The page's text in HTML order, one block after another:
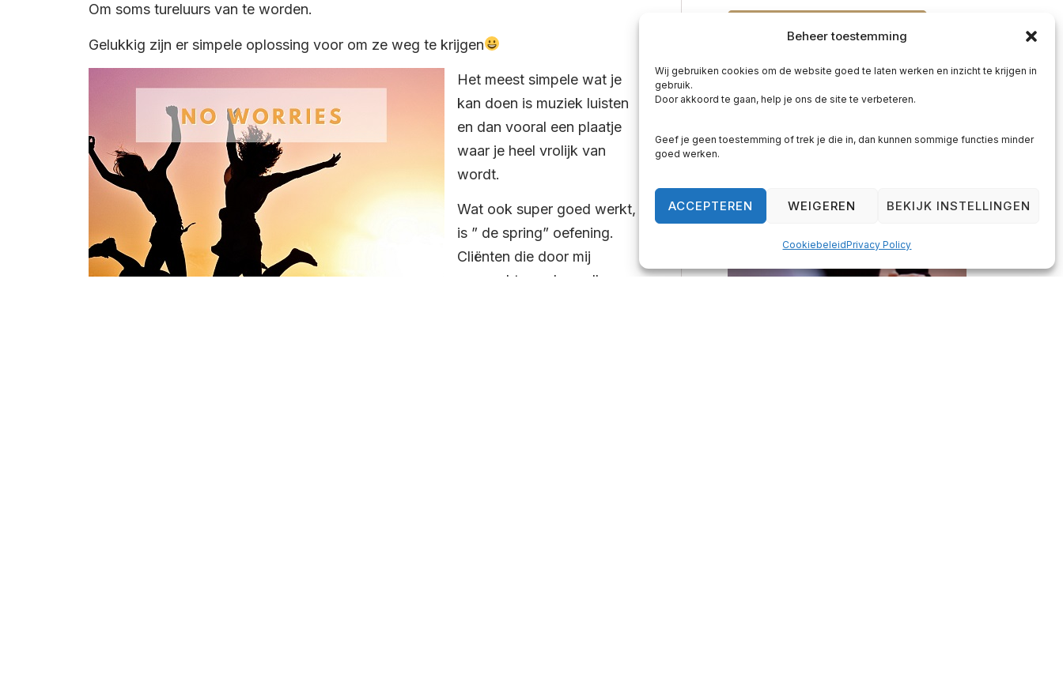
Beheer toestemming
Wij gebruiken cookies om de website goed te laten werken en inzicht te krijgen in
gebruik.
Door akkoord te gaan, help je ons de site te verbeteren.
Geef je geen toestemming of trek je die in, dan kunnen sommige functies minder
goed werken.
ACCEPTEREN WEIGEREN BEKIJK INSTELLINGEN
CookiebeleidPrivacy Policy
Om soms tureluurs van te worden.
Gelukkig zijn er simpele oplossing voor om ze weg te krijgen
Het meest simpele wat je
kan doen is muziek luisten
en dan vooral een plaatje
waar je heel vrolijk van
wordt.
Wat ook super goed werkt,
is ” de spring” oefening.
Cliënten die door mij
gecoacht worden zullen